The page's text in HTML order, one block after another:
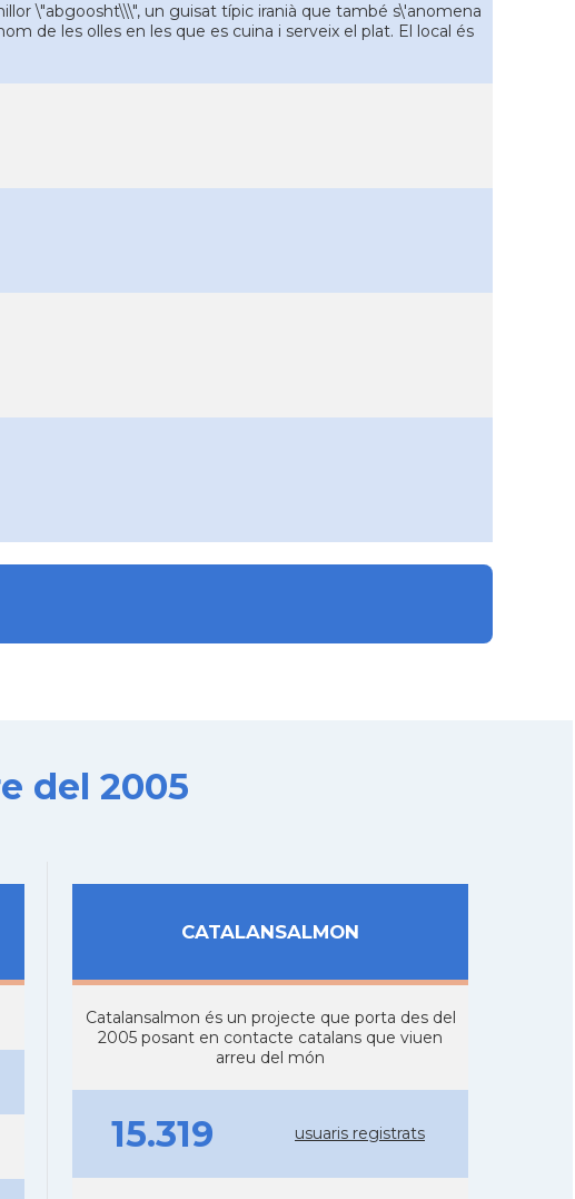
\"abgoosht\\\", un guisat típic iranià que també s\'anomena
de les olles en les que es cuina i serveix el plat. El local és
del 2005
CATALANSALMON
Catalansalmon és un projecte que porta des del
2005 posant en contacte catalans que viuen
arreu del món
15.319 usuaris registrats